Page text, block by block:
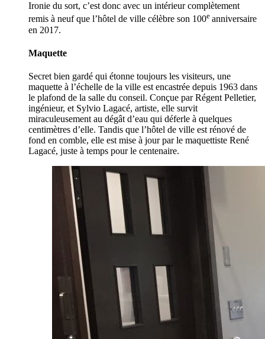
Ironie du sort, c’est donc avec un intérieur complètement
remis à neuf que l’hôtel de ville célèbre son 100e anniversaire
en 2017.
Maquette
Secret bien gardé qui étonne toujours les visiteurs, une
maquette à l’échelle de la ville est encastrée depuis 1963 dans
le plafond de la salle du conseil. Conçue par Régent Pelletier,
ingénieur, et Sylvio Lagacé, artiste, elle survit
miraculeusement au dégât d’eau qui déferle à quelques
centimètres d’elle. Tandis que l’hôtel de ville est rénové de
fond en comble, elle est mise à jour par le maquettiste René
Lagacé, juste à temps pour le centenaire.